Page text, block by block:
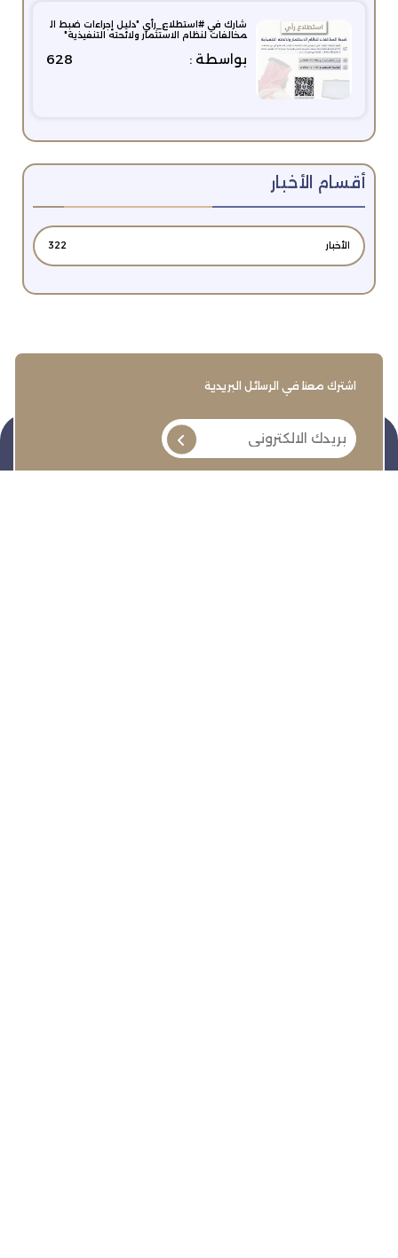
شارك في #استطلاع_رأي "دليل إجراءات ضبط ال
مخالفات لنظام الاستثمار ولائحته التنفيذية"
بواسطة : 628
أقسام الأخبار
الأخبار 322
اشترك معنا في الرسائل البريدية